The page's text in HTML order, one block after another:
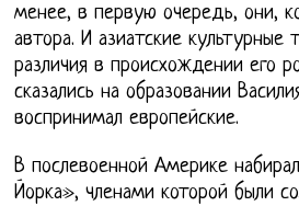
менее, в первую очередь, они,
автора. И азиатские культурные
различия в происхождении его
сказались на образовании
воспринимал европейские.
В послевоенной Америке
Йорка», членами которой были